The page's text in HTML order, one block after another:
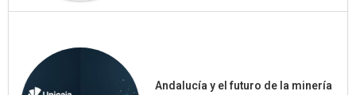
Andalucía y el futuro de la minería